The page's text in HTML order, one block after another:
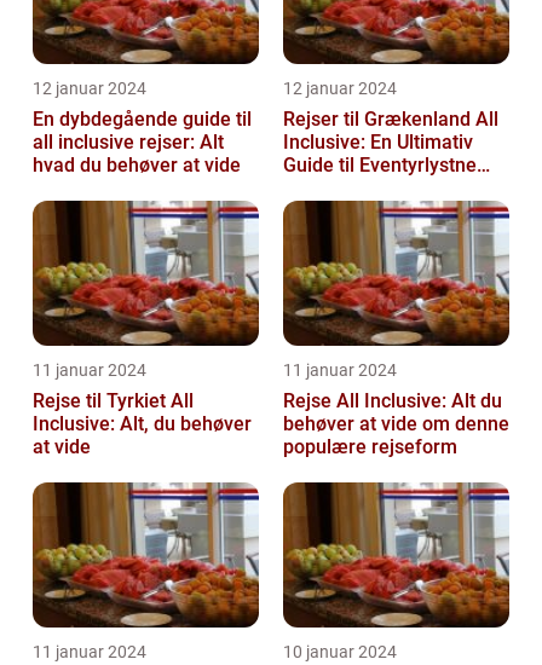
12 januar 2024
En dybdegående guide til
all inclusive rejser: Alt
hvad du behøver at vide
12 januar 2024
Rejser til Grækenland All
Inclusive: En Ultimativ
Guide til Eventyrlystne
11 januar 2024
Rejse til Tyrkiet All
Inclusive: Alt, du behøver
at vide
11 januar 2024
Rejse All Inclusive: Alt du
behøver at vide om denne
populære rejseform
11 januar 2024 10 januar 2024